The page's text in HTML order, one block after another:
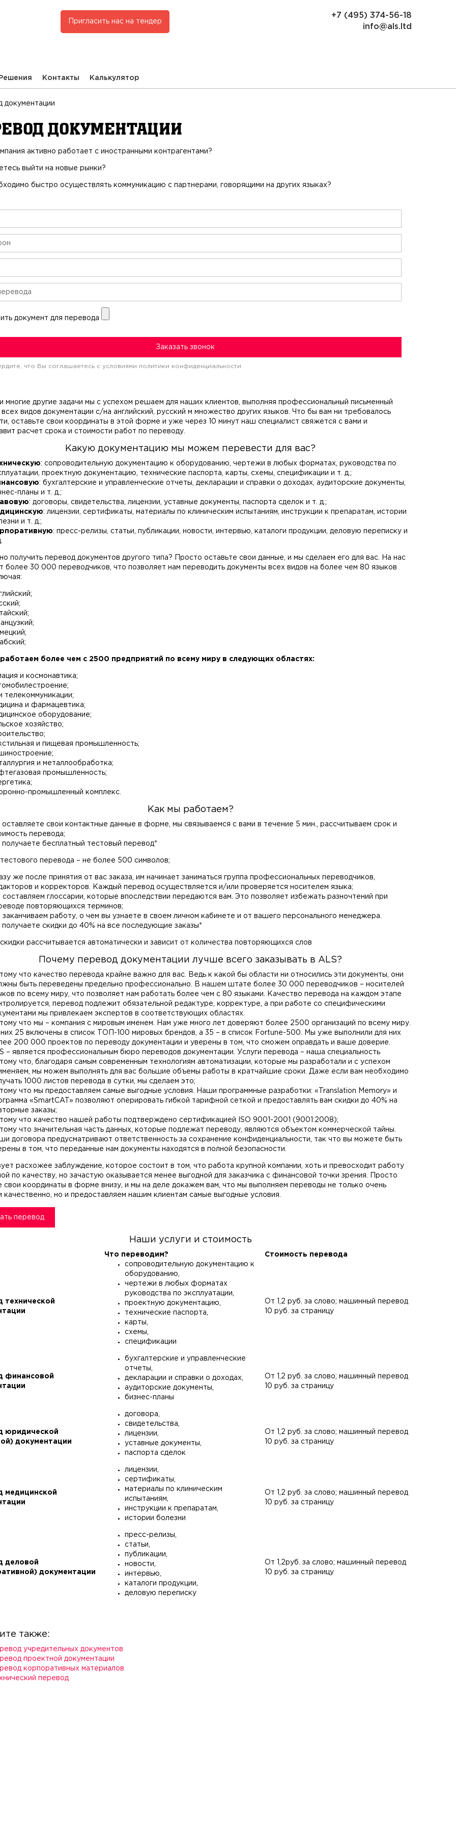
Пригласить нас на тендер
Решения Контакты Калькулятор
+7 (495) 374-56-18
info@als.ltd
документации
документации
активно работает с иностранными контрагентами?
выйти на новые рынки?
быстро осуществлять коммуникацию с партнерами, говорящими на других языках?
документ для перевода
Заказать звонок
что Вы соглашаетесь c условиями политики конфиденциальности.
многие другие задачи мы с успехом решаем для наших клиентов, выполняя профессиональный письменный
видов документации с/на английский, русский м множество других языков. Что бы вам ни требовалось
оставьте свои координаты в этой форме и уже через 10 минут наш специалист свяжется с вами и
расчет срока и стоимости работ по переводу.
Какую документацию мы можем перевести для вас?
: сопроводительную документацию к оборудованию, чертежи в любых форматах, руководства по
проектную документацию, технические паспорта, карты, схемы, спецификации и т. д.;
: бухгалтерские и управленческие отчеты, декларации и справки о доходах, аудиторские документы,
планы и т. д.;
: договоры, свидетельства, лицензии, уставные документы, паспорта сделок и т. д.;
: лицензии, сертификаты, материалы по клиническим испытаниям, инструкции к препаратам, истории
и т. д.;
: пресс-релизы, статьи, публикации, новости, интервью, каталоги продукции, деловую переписку и
получить перевод документов другого типа? Просто оставьте свои данные, и мы сделаем его для вас. На нас
более 30 000 переводчиков, что позволяет нам переводить документы всех видов на более чем 80 языков
более чем с 2500 предприятий по всему миру в следующих областях:
и космонавтика;
телекоммуникации;
и фармацевтика;
оборудование;
хозяйство;
и пищевая промышленность;
и металлообработка;
промышленность;
промышленный комплекс.
Как мы работаем?
оставляете свои контактные данные в форме, мы связываемся с вами в течение 5 мин., рассчитываем срок и
перевода;
получаете бесплатный тестовый перевод*
перевода – не более 500 символов;
же после принятия от вас заказа, им начинает заниматься группа профессиональных переводчиков,
и корректоров. Каждый перевод осуществляется и/или проверяется носителем языка;
составляем глоссарии, которые впоследствии передаются вам. Это позволяет избежать разночтений при
повторяющихся терминов;
заканчиваем работу, о чем вы узнаете в своем личном кабинете и от вашего персонального менеджера.
получаете скидки до 40% на все последующие заказы*
рассчитывается автоматически и зависит от количества повторяющихся слов
Почему перевод документации лучше всего заказывать в ALS?
что качество перевода крайне важно для вас. Ведь к какой бы области ни относились эти документы, они
быть переведены предельно профессионально. В нашем штате более 30 000 переводчиков – носителей
по всему миру, что позволяет нам работать более чем с 80 языками. Качество перевода на каждом этапе
перевод подлежит обязательной редактуре, корректуре, а при работе со специфическими
мы привлекаем экспертов в соответствующих областях.
что мы – компания с мировым именем. Нам уже много лет доверяют более 2500 организаций по всему миру.
них 25 включены в список ТОП-100 мировых брендов, а 35 – в список Fortune-500. Мы уже выполнили для них
200 000 проектов по переводу документации и уверены в том, что сможем оправдать и ваше доверие.
– является профессиональным бюро переводов документации. Услуги перевода – наша специальность
что, благодаря самым современным технологиям автоматизации, которые мы разработали и с успехом
мы можем выполнять для вас большие объемы работы в кратчайшие сроки. Даже если вам необходимо
1000 листов перевода в сутки, мы сделаем это;
что мы предоставляем самые выгодные условия. Наши программные разработки: «Translation Memory» и
«SmartCAT» позволяют оперировать гибкой тарифной сеткой и предоставлять вам скидки до 40% на
заказы;
что качество нашей работы подтверждено сертификацией ISO 9001-2001 (9001:2008);
что значительная часть данных, которые подлежат переводу, являются объектом коммерческой тайны.
договора предусматривают ответственность за сохранение конфиденциальности, так что вы можете быть
в том, что переданные нам документы находятся в полной безопасности.
расхожее заблуждение, которое состоит в том, что работа крупной компании, хоть и превосходит работу
по качеству, но зачастую оказывается менее выгодной для заказчика с финансовой точки зрения. Просто
свои координаты в форме внизу, и мы на деле докажем вам, что мы выполняем переводы не только очень
качественно, но и предоставляем нашим клиентам самые выгодные условия.
перевод
Наши услуги и стоимость
Что переводим? Стоимость перевода
технической
сопроводительную документацию к
оборудованию,
чертежи в любых форматах
руководства по эксплуатации,
проектную документацию,
технические паспорта,
карты,
схемы,
спецификации
От 1,2 руб. за слово; машинный перевод
10 руб. за страницу
финансовой
бухгалтерские и управленческие
отчеты,
декларации и справки о доходах,
аудиторские документы,
бизнес-планы
От 1,2 руб. за слово; машинный перевод
10 руб. за страницу
юридической
документации
договора,
свидетельства,
лицензии,
уставные документы,
паспорта сделок
От 1,2 руб. за слово; машинный перевод
10 руб. за страницу
медицинской
лицензии,
сертификаты,
материалы по клиническим
испытаниям,
инструкции к препаратам,
истории болезни
От 1,2 руб. за слово; машинный перевод
10 руб. за страницу
деловой
документации
пресс-релизы,
статьи,
публикации,
новости,
интервью,
каталоги продукции,
деловую переписку
От 1,2руб. за слово; машинный перевод
10 руб. за страницу
также:
учредительных документов
проектной документации
корпоративных материалов
перевод